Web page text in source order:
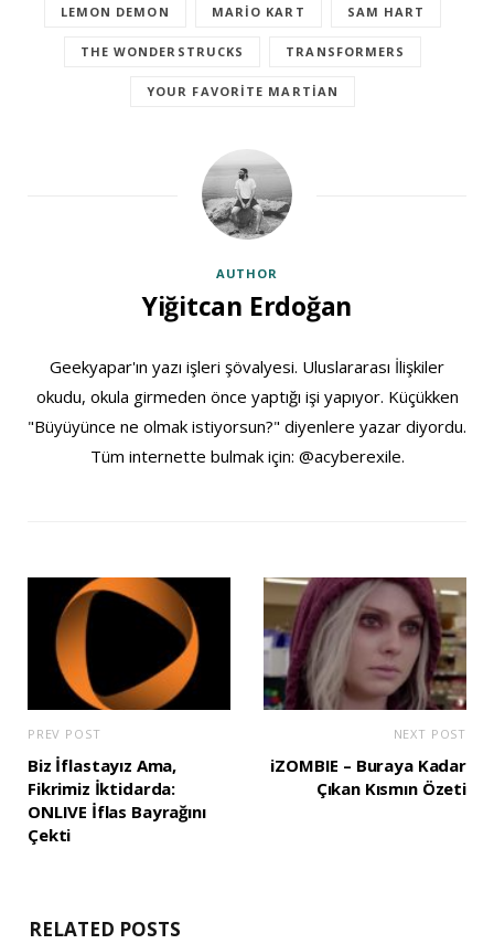
LEMON DEMON MARIO KART SAM HART
THE WONDERSTRUCKS TRANSFORMERS
YOUR FAVORITE MARTIAN
AUTHOR
Yiğitcan Erdoğan
Geekyapar'ın yazı işleri şövalyesi. Uluslararası İlişkiler
okudu, okula girmeden önce yaptığı işi yapıyor. Küçükken
"Büyüyünce ne olmak istiyorsun?" diyenlere yazar diyordu.
Tüm internette bulmak için: @acyberexile.
PREV POST
Biz İflastayız Ama,
Fikrimiz İktidarda:
ONLIVE İflas Bayrağını
Çekti
NEXT POST
iZOMBIE – Buraya Kadar
Çıkan Kısmın Özeti
RELATED POSTS